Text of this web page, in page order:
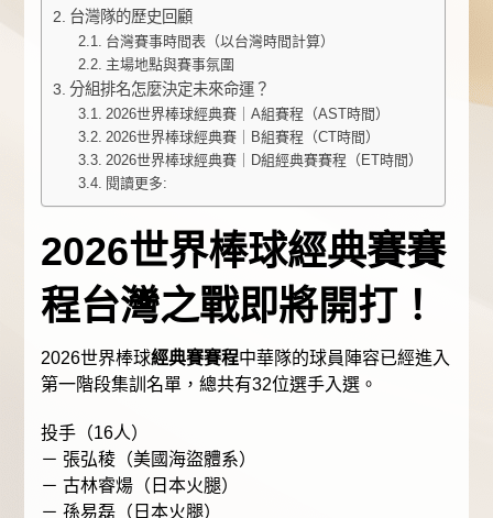
台灣隊的歷史回顧
台灣賽事時間表（以台灣時間計算）
主場地點與賽事氛圍
分組排名怎麼決定未來命運？
2026世界棒球經典賽｜A組賽程（AST時間）
2026世界棒球經典賽｜B組賽程（CT時間）
2026世界棒球經典賽｜D組經典賽賽程（ET時間）
閱讀更多:
2026世界棒球經典賽賽
程台灣之戰即將開打！
2026世界棒球經典賽賽程中華隊的球員陣容已經進入
第一階段集訓名單，總共有32位選手入選。
投手（16人）
－ 張弘稜（美國海盜體系）
－ 古林睿煬（日本火腿）
－ 孫易磊（日本火腿）